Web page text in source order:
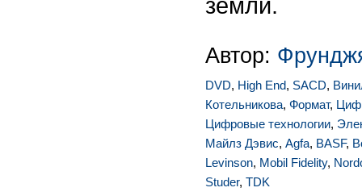
земли.
Автор:
DVD, High End, SACD,
Котельникова, Формат,
Цифровые технологии,
Майлз Дэвис, Agfa, BASF,
Levinson, Mobil Fidelity,
Studer, TDK